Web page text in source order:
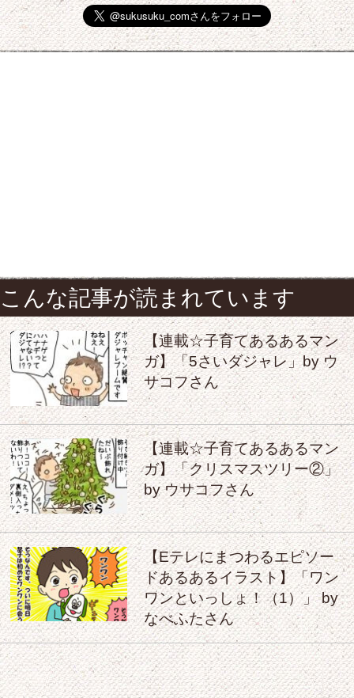
こんな記事が読まれています
【連載☆子育てあるあるマン
ガ】「5さいダジャレ」by ウ
サコフさん
【連載☆子育てあるあるマン
ガ】「クリスマスツリー②」
by ウサコフさん
【Eテレにまつわるエピソー
ドあるあるイラスト】「ワン
ワンといっしょ！（1）」 by
なべふたさん